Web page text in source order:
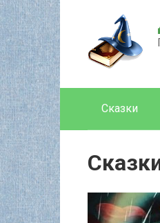
Перейти
к
контенту
Сказки